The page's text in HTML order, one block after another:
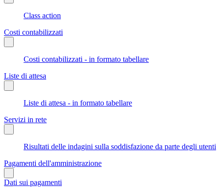
Class action
Costi contabilizzati
Costi contabilizzati - in formato tabellare
Liste di attesa
Liste di attesa - in formato tabellare
Servizi in rete
Risultati delle indagini sulla soddisfazione da parte degli utenti
Pagamenti dell'amministrazione
Dati sui pagamenti